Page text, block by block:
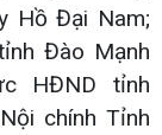
Hồ Đại Nam;
Đào Mạnh
HĐND tỉnh
chính Tỉnh